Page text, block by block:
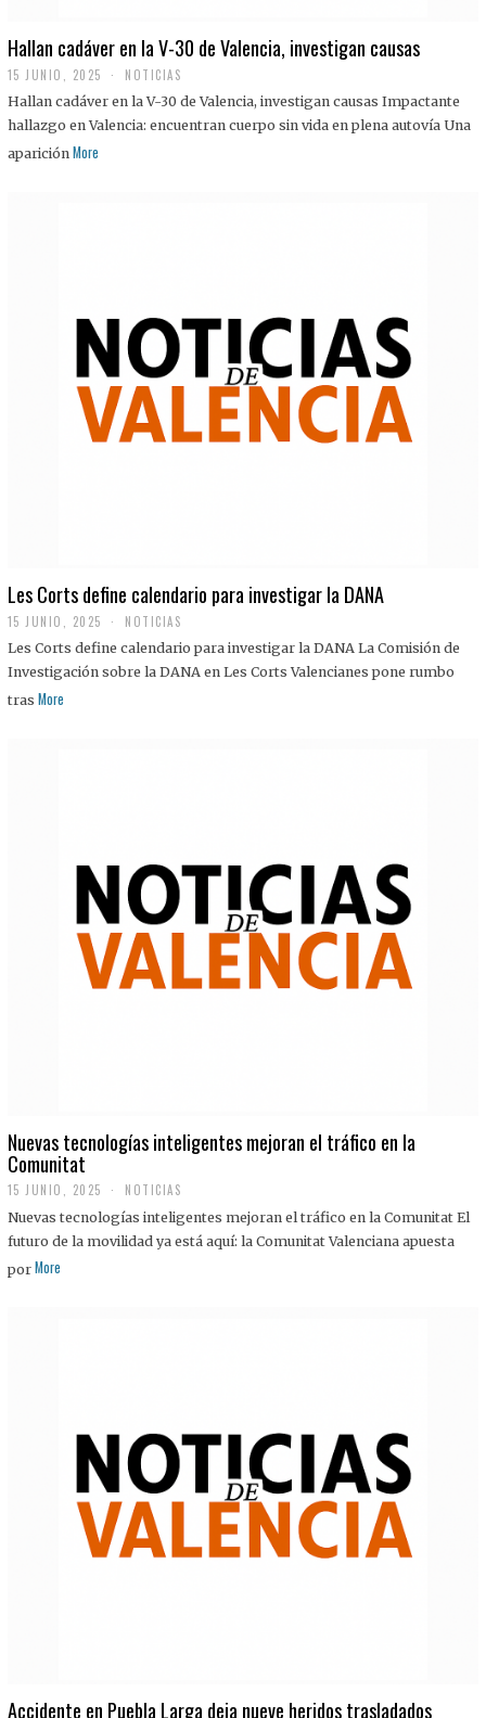
Hallan cadáver en la V-30 de Valencia, investigan causas
15 JUNIO, 2025 NOTICIAS
Hallan cadáver en la V-30 de Valencia, investigan causas Impactante
hallazgo en Valencia: encuentran cuerpo sin vida en plena autovía Una
aparición More
Les Corts define calendario para investigar la DANA
15 JUNIO, 2025 NOTICIAS
Les Corts define calendario para investigar la DANA La Comisión de
Investigación sobre la DANA en Les Corts Valencianes pone rumbo
tras More
Nuevas tecnologías inteligentes mejoran el tráfico en la
Comunitat
15 JUNIO, 2025 NOTICIAS
Nuevas tecnologías inteligentes mejoran el tráfico en la Comunitat El
futuro de la movilidad ya está aquí: la Comunitat Valenciana apuesta
por More
Accidente en Puebla Larga deja nueve heridos trasladados